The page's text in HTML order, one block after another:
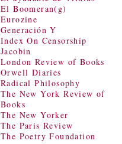
El Boomeran(g)
Eurozine
Generación Y
Index On Censorship
Jacobin
London Review of Books
Orwell Diaries
Radical Philosophy
The New York Review of
Books
The New Yorker
The Paris Review
The Poetry Foundation